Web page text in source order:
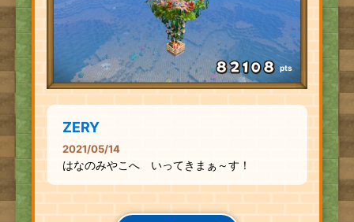
pts
ZERY
2021/05/14
はなのみやこへ いってきまぁ～す！